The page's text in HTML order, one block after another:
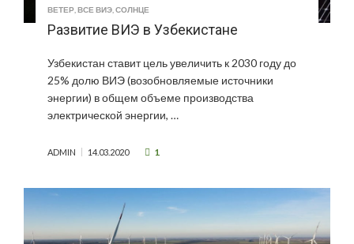
ВЕТЕР,ВСЕ ВИЭ,СОЛНЦЕ
Развитие ВИЭ в Узбекистане
Узбекистан ставит цель увеличить к 2030 году до
25% долю ВИЭ (возобновляемые источники
энергии) в общем объеме производства
электрической энергии, …
ADMIN 14.03.2020 1